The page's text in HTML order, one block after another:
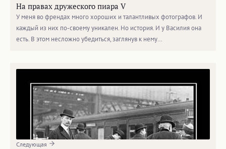
На правах дружеского пиара V
У меня во френдах много хороших и талантливых фотографов. И
каждый из них по-своему уникален. Но история. И у Василия она
есть. В этом несложно убедиться, заглянув к нему…
Следующая